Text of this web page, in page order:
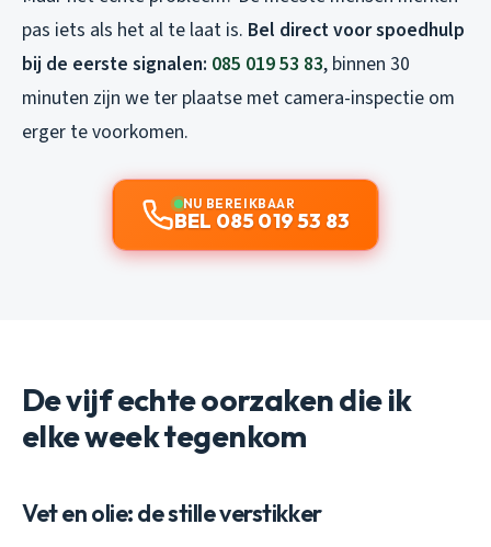
pas iets als het al te laat is. Bel direct voor spoedhulp
bij de eerste signalen: 085 019 53 83, binnen 30
minuten zijn we ter plaatse met camera-inspectie om
erger te voorkomen.
NU BEREIKBAAR
BEL 085 019 53 83
De vijf echte oorzaken die ik
elke week tegenkom
Vet en olie: de stille verstikker